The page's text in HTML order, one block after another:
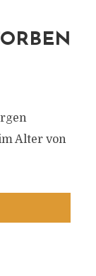
Alter von